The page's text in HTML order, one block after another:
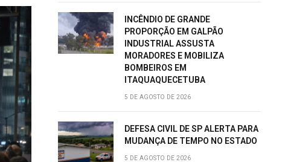
INCÊNDIO DE GRANDE
PROPORÇÃO EM GALPÃO
INDUSTRIAL ASSUSTA
MORADORES E MOBILIZA
BOMBEIROS EM
ITAQUAQUECETUBA
5 DE AGOSTO DE 2026
DEFESA CIVIL DE SP ALERTA PARA
MUDANÇA DE TEMPO NO ESTADO
5 DE AGOSTO DE 2026